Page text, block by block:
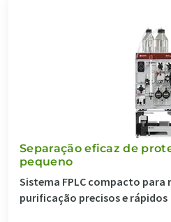
Separação eficaz de
pequeno
Sistema FPLC compacto para
purificação precisos e rápidos